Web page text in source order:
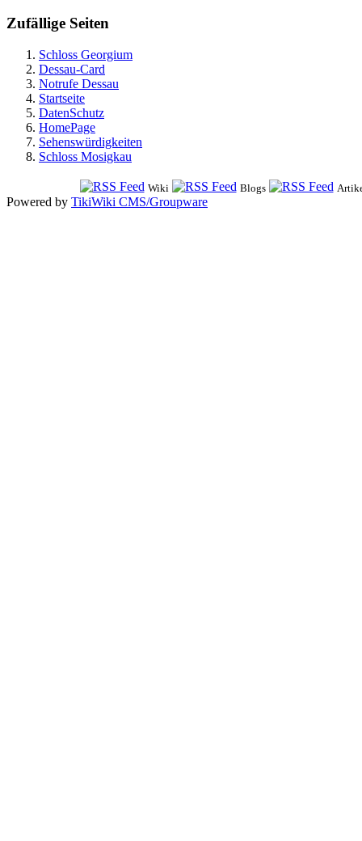
Zufällige Seiten
Schloss Georgium
Dessau-Card
Notrufe Dessau
Startseite
DatenSchutz
HomePage
Sehenswürdigkeiten
Schloss Mosigkau
Wiki Blogs
Powered by TikiWiki CMS/Groupware